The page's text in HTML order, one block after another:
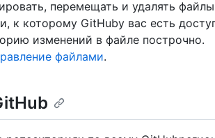
перемещать и удалять
к которому GitHubу вас есть
изменений в файле построчно.
файлами.